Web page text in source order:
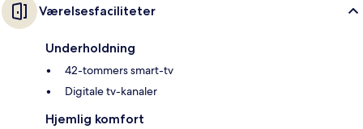
Værelsesfaciliteter
Underholdning
42-tommers smart-tv
Digitale tv-kanaler
Hjemlig komfort